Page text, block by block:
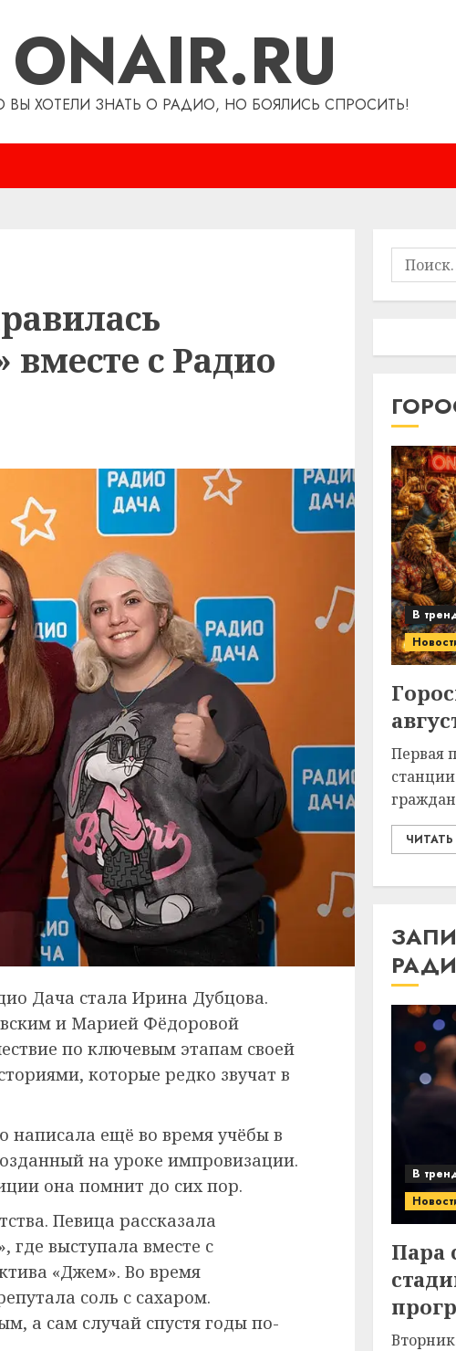
ONAIR.RU
ВЫ ХОТЕЛИ ЗНАТЬ О РАДИО, НО БОЯЛИСЬ СПРОСИТЬ!
вместе с Радио
Дача стала Ирина Дубцова.
и Марией Фёдоровой
по ключевым этапам своей
которые редко звучат в
написала ещё во время учёбы в
на уроке импровизации.
она помнит до сих пор.
Певица рассказала
где выступала вместе с
«Джем». Во время
соль с сахаром.
а сам случай спустя годы по-
Найти:
В
Первая
В
Пара